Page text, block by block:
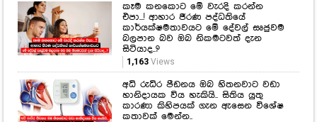
කෑම කනකොට මේ වැරදි කරන්න
එපා...! ආහාර ජීරණ පද්ධතියේ
කාර්යක්ෂමතාවයට මේ දේවල් සෘජුවම
බලපාන බව ඔබ නිකමටවත් දැන
සිටියාද..?
1,163Views
අධි රුධිර පීඩනය ඔබ හිතනවාට වඩා
හානිදායක විය හැකියි.. සිතිය යුතු
කාරණා කිහිපයක් ගැන ඇසෙන විශේෂ
කතාවක් මෙන්න..